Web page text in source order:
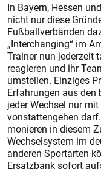
In Bayern, Hessen
nicht nur diese
Fußballverbänden
„Interchanging“ im
Trainer nun jederzeit
reagieren und ihr
umstellen. Einziges
Erfahrungen aus den
jeder Wechsel nur
vonstattengehen
monieren in diesem
Wechselsystem im
anderen Sportarten
Ersatzbank sofort